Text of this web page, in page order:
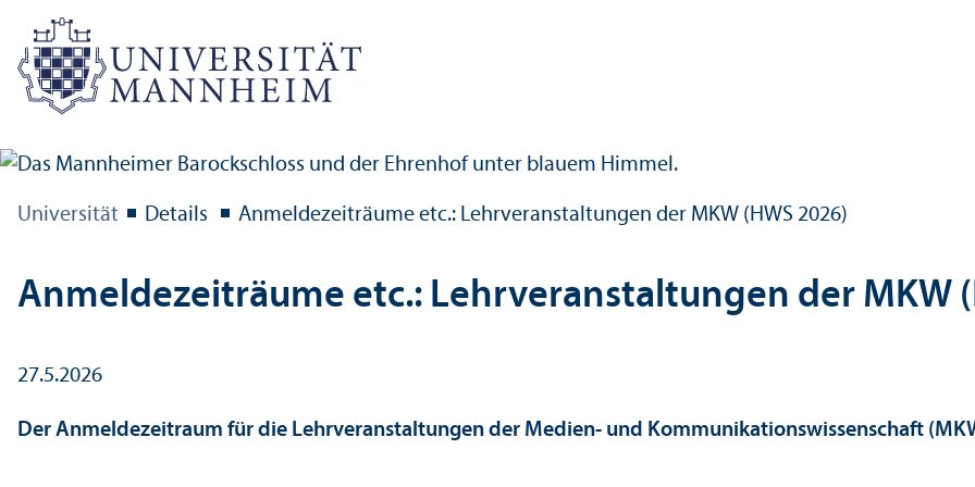
Universität Details Anmeldezeiträume etc.: Lehr­veranstaltungen der MKW (HWS 2026)
Anmeldezeiträume etc.: Lehr­veranstaltungen der MKW
27.5.2026
Der Anmeldezeitraum für die Lehr­veranstaltungen der Medien- und Kommunikations­wissenschaft